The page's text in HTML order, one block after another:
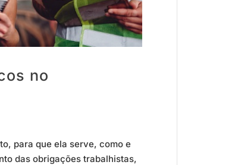
no
para que ela serve, como e
das obrigações trabalhistas,